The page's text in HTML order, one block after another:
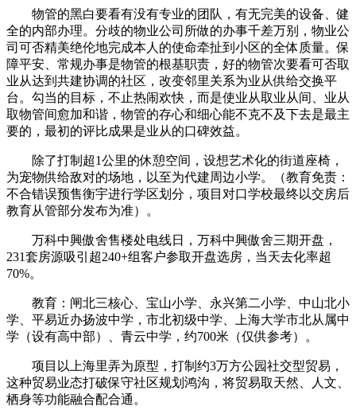
物管的黑白要看有没有专业的团队，有无完美的设备、健
全的内部办理。分歧的物业公司所做的办事千差万别，物业公
司可否精美绝伦地完成本人的使命牵扯到小区的全体质量。保
障平安、常规办事是物管的根基职责，好的物管次要看可否取
业从达到共建协调的社区，改变邻里关系为业从供给交换平
台。勾当的目标，不止热闹欢快，而是使业从取业从间、业从
取物管间愈加和谐，物管的存心和细心能不克不及下去是最主
要的，最初的评比成果是业从的口碑效益。
除了打制超1公里的休憩空间，设想艺术化的街道座椅，
为宠物供给敌对的场地，以至为代建周边小学。（教育免责：
不合错误预售衡宇进行学区划分，项目对口学校最终以交房后
教育从管部分发布为准）。
万科中興傲舍售楼处电线日，万科中興傲舍三期开盘，
231套房源吸引超240+组客户参取开盘选房，当天去化率超
70%。
教育：闸北三核心、宝山小学、永兴第二小学、中山北小
学、平易近办扬波中学，市北初级中学、上海大学市北从属中
学（设有高中部）、青云中学，约700米（仅供参考）。
项目以上海里弄为原型，打制约3万方公园社交型贸易，
这种贸易业态打破保守社区规划鸿沟，将贸易取天然、人文、
栖身等功能融合配合通。